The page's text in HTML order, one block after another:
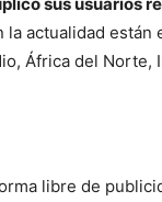
actualidad están
África del Norte,
libre de